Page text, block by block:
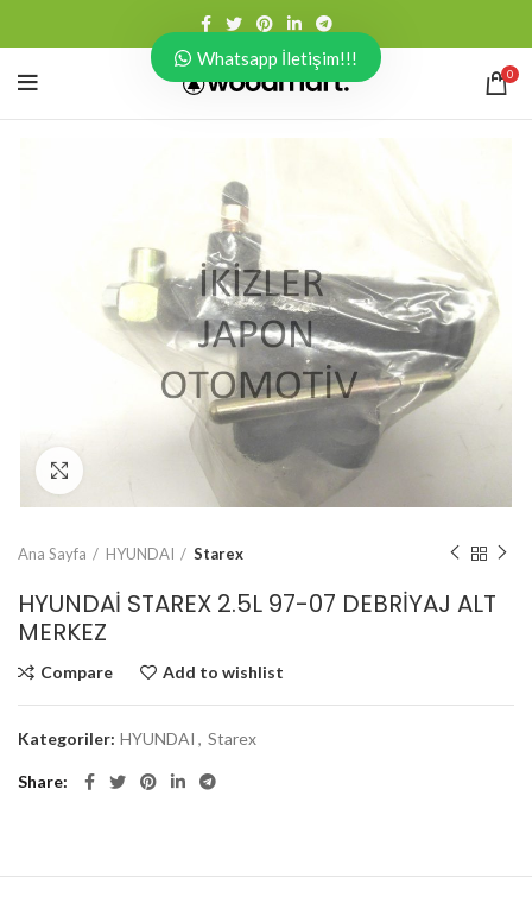
0
Click to enlarge
Ana Sayfa HYUNDAI Starex
HYUNDAİ STAREX 2.5L 97-07 DEBRİYAJ ALT
MERKEZ
Compare Add to wishlist
Kategoriler: HYUNDAI , Starex
Share
Whatsapp İletişim!!!